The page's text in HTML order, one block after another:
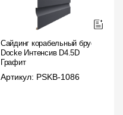
Сайдинг корабельный брус
Docke Интенсив D4.5D
Графит
Артикул: PSKB-1086